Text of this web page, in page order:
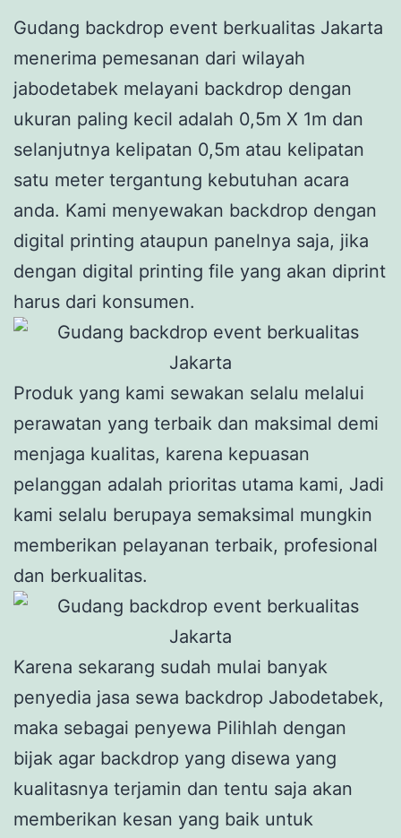
Gudang backdrop event berkualitas Jakarta
menerima pemesanan dari wilayah
jabodetabek melayani backdrop dengan
ukuran paling kecil adalah 0,5m X 1m dan
selanjutnya kelipatan 0,5m atau kelipatan
satu meter tergantung kebutuhan acara
anda. Kami menyewakan backdrop dengan
digital printing ataupun panelnya saja, jika
dengan digital printing file yang akan diprint
harus dari konsumen.
Produk yang kami sewakan selalu melalui
perawatan yang terbaik dan maksimal demi
menjaga kualitas, karena kepuasan
pelanggan adalah prioritas utama kami, Jadi
kami selalu berupaya semaksimal mungkin
memberikan pelayanan terbaik, profesional
dan berkualitas.
Karena sekarang sudah mulai banyak
penyedia jasa sewa backdrop Jabodetabek,
maka sebagai penyewa Pilihlah dengan
bijak agar backdrop yang disewa yang
kualitasnya terjamin dan tentu saja akan
memberikan kesan yang baik untuk